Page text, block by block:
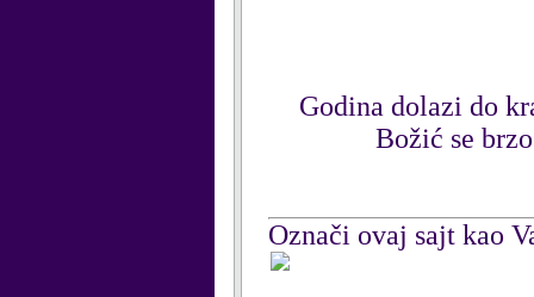
Godina dolazi do
Božić se brzo
Označi ovaj sajt kao